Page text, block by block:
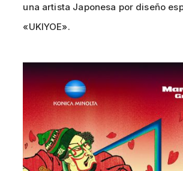
una artista Japonesa por diseño
«UKIYOE».